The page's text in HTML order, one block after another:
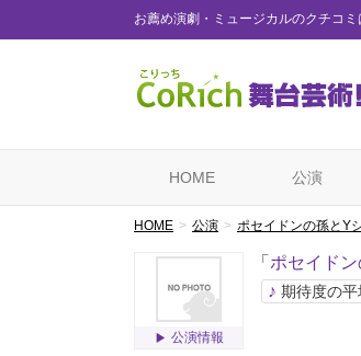
お薦め演劇・ミュージカルのクチコ
HOME 公演
HOME 公演 ポセイドンの孫とY
公演情報
「 ポセイドン
♪ 期待度の平